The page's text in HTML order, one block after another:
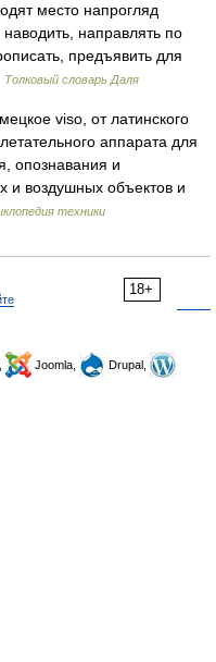
место напрогляд
направлять по
предъявить для
Толковый словарь Даля
viso, от латинского
аппарата для
опознавания и
и воздушных объектов и
техники
18+
Joomla,
Drupal,